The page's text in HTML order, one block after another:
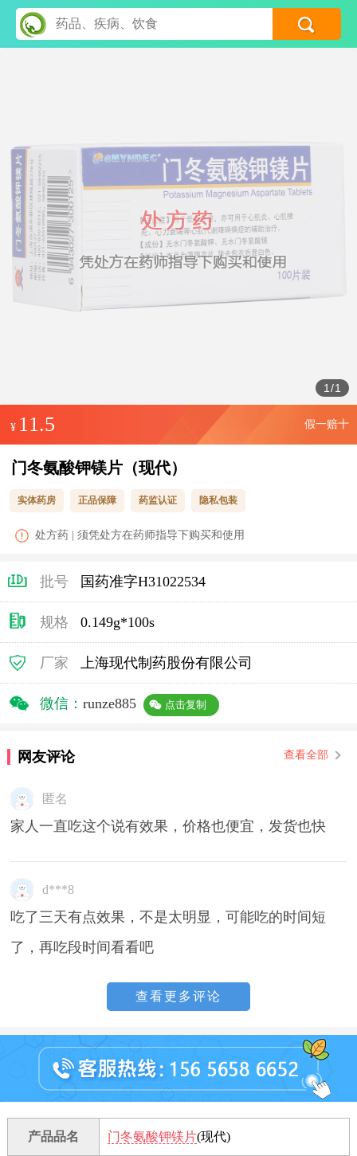
1 /1
¥ 11.5 假一赔十
门冬氨酸钾镁片（现代）
实体药房 正品保障 药监认证 隐私包装
处方药 | 须凭处方在药师指导下购买和使用
批号 国药准字H31022534
规格 0.149g*100s
厂家 上海现代制药股份有限公司
微信： runze885 点击复制
网友评论 查看全部
匿名
家人一直吃这个说有效果，价格也便宜，发货也快
d***8
吃了三天有点效果，不是太明显，可能吃的时间短
了，再吃段时间看看吧
查看更多评论
产品品名 门冬氨酸钾镁片(现代)